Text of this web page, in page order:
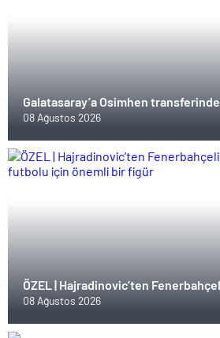
Galatasaray’a Osimhen
Çılgın bonservis hazır, takas planı
08 Ağustos 2026
ÖZEL | Hajradinovic’ten
Dünya futbolu için önemli bir figür
08 Ağustos 2026